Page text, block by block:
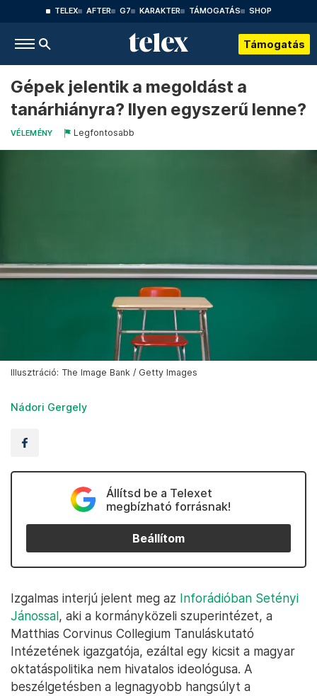
TELEX AFTER G7 KARAKTER TÁMOGATÁS SHOP
Támogatás
Gépek jelentik a megoldást a
tanárhiányra? Ilyen egyszerű lenne?
VÉLEMÉNY Legfontosabb
Illusztráció: The Image Bank / Getty Images
Nádori Gergely
Állítsd be a Telexet
megbízható forrásnak!
Beállítom
Izgalmas interjú jelent meg az Inforádióban Setényi
Jánossal, aki a kormányközeli szuperintézet, a
Matthias Corvinus Collegium Tanuláskutató
Intézetének igazgatója, ezáltal egy kicsit a magyar
oktatáspolitika nem hivatalos ideológusa. A
beszélgetésben a legnagyobb hangsúlyt a